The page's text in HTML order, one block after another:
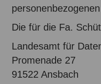
Die für die Fa.
Landesamt für
Promenade 27
91522 Ansbach